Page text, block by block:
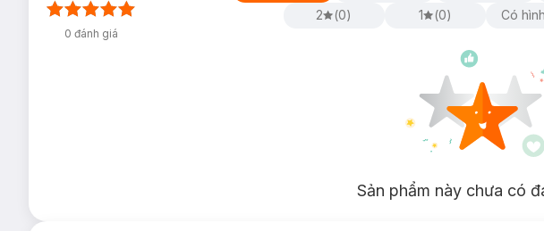
0 đánh giá
2
(0) 1 (0) Có
Sản phẩm này chưa có